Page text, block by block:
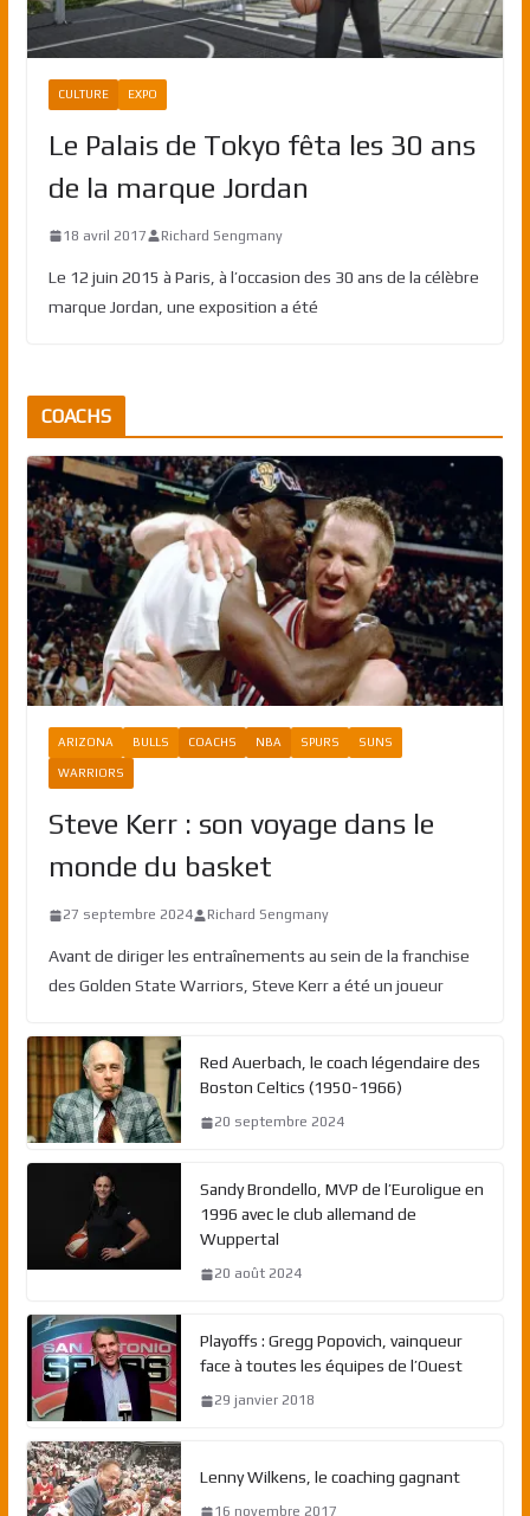
CULTURE EXPO
Le Palais de Tokyo fêta les 30 ans
de la marque Jordan
18 avril 2017 Richard Sengmany
Le 12 juin 2015 à Paris, à l’occasion des 30 ans de la célèbre
marque Jordan, une exposition a été
COACHS
ARIZONA BULLS COACHS NBA SPURS SUNS
WARRIORS
Steve Kerr : son voyage dans le
monde du basket
27 septembre 2024 Richard Sengmany
Avant de diriger les entraînements au sein de la franchise
des Golden State Warriors, Steve Kerr a été un joueur
Red Auerbach, le coach légendaire des
Boston Celtics (1950-1966)
20 septembre 2024
Sandy Brondello, MVP de l’Euroligue en
1996 avec le club allemand de
Wuppertal
20 août 2024
Playoffs : Gregg Popovich, vainqueur
face à toutes les équipes de l’Ouest
29 janvier 2018
Lenny Wilkens, le coaching gagnant
16 novembre 2017